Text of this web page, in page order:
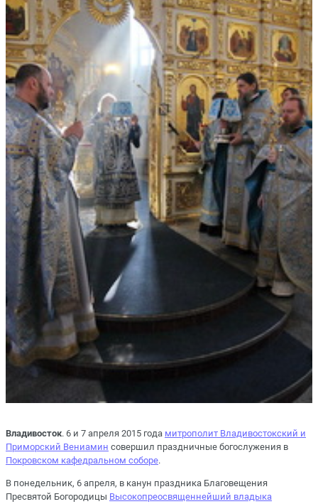
Владивосток. 6 и 7 апреля 2015 года митрополит Владивостокский и
Приморский Вениамин совершил праздничные богослужения в
Покровском кафедральном соборе.
В понедельник, 6 апреля, в канун праздника Благовещения
Пресвятой Богородицы Высокопреосвященнейший владыка